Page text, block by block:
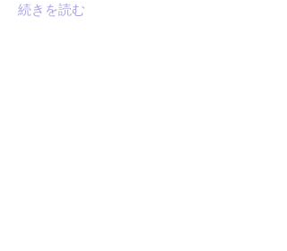
続きを読む